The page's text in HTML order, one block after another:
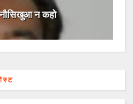
नौसिखुआ न कहो